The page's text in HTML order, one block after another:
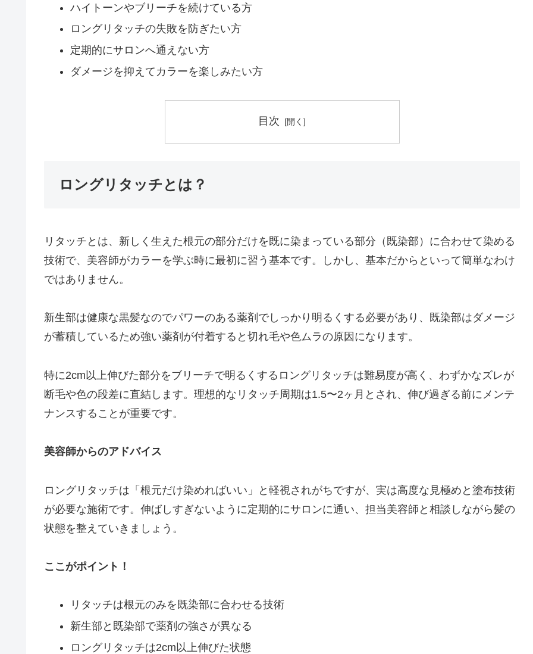
ハイトーンやブリーチを続けている方
ロングリタッチの失敗を防ぎたい方
定期的にサロンへ通えない方
ダメージを抑えてカラーを楽しみたい方
目次
ロングリタッチとは？
リタッチとは、新しく生えた根元の部分だけを既に染まっている部分（既染部）に合わせて染める
技術で、美容師がカラーを学ぶ時に最初に習う基本です。しかし、基本だからといって簡単なわけ
ではありません。
新生部は健康な黒髪なのでパワーのある薬剤でしっかり明るくする必要があり、既染部はダメージ
が蓄積しているため強い薬剤が付着すると切れ毛や色ムラの原因になります。
特に2cm以上伸びた部分をブリーチで明るくするロングリタッチは難易度が高く、わずかなズレが
断毛や色の段差に直結します。 理想的なリタッチ周期は1.5〜2ヶ月とされ、伸び過ぎる前にメンテ
ナンスすることが重要です。
美容師からのアドバイス
ロングリタッチは「根元だけ染めればいい」と軽視されがちですが、実は高度な見極めと塗布技術
が必要な施術です。伸ばしすぎないように定期的にサロンに通い、担当美容師と相談しながら髪の
状態を整えていきましょう。
ここがポイント！
リタッチは根元のみを既染部に合わせる技術
新生部と既染部で薬剤の強さが異なる
ロングリタッチは2cm以上伸びた状態